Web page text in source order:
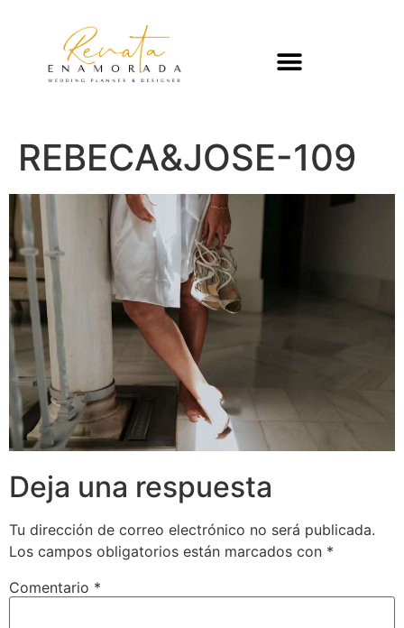
REBECA&JOSE-109
Deja una respuesta
Tu dirección de correo electrónico no será publicada.
Los campos obligatorios están marcados con *
Comentario *